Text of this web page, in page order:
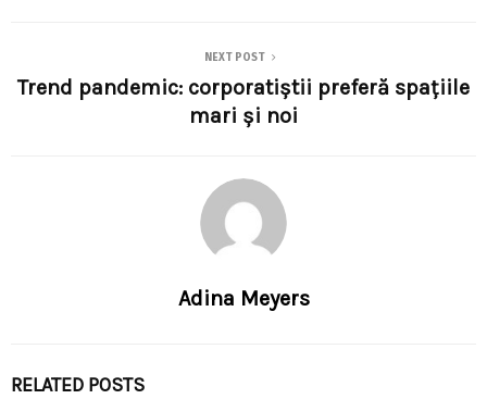
NEXT POST
Trend pandemic: corporatiştii preferă spaţiile
mari şi noi
Adina Meyers
RELATED POSTS